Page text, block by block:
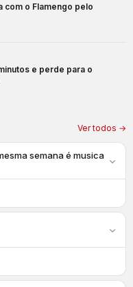
com o Flamengo pelo
e perde para o
Ver todos →
semana é musica